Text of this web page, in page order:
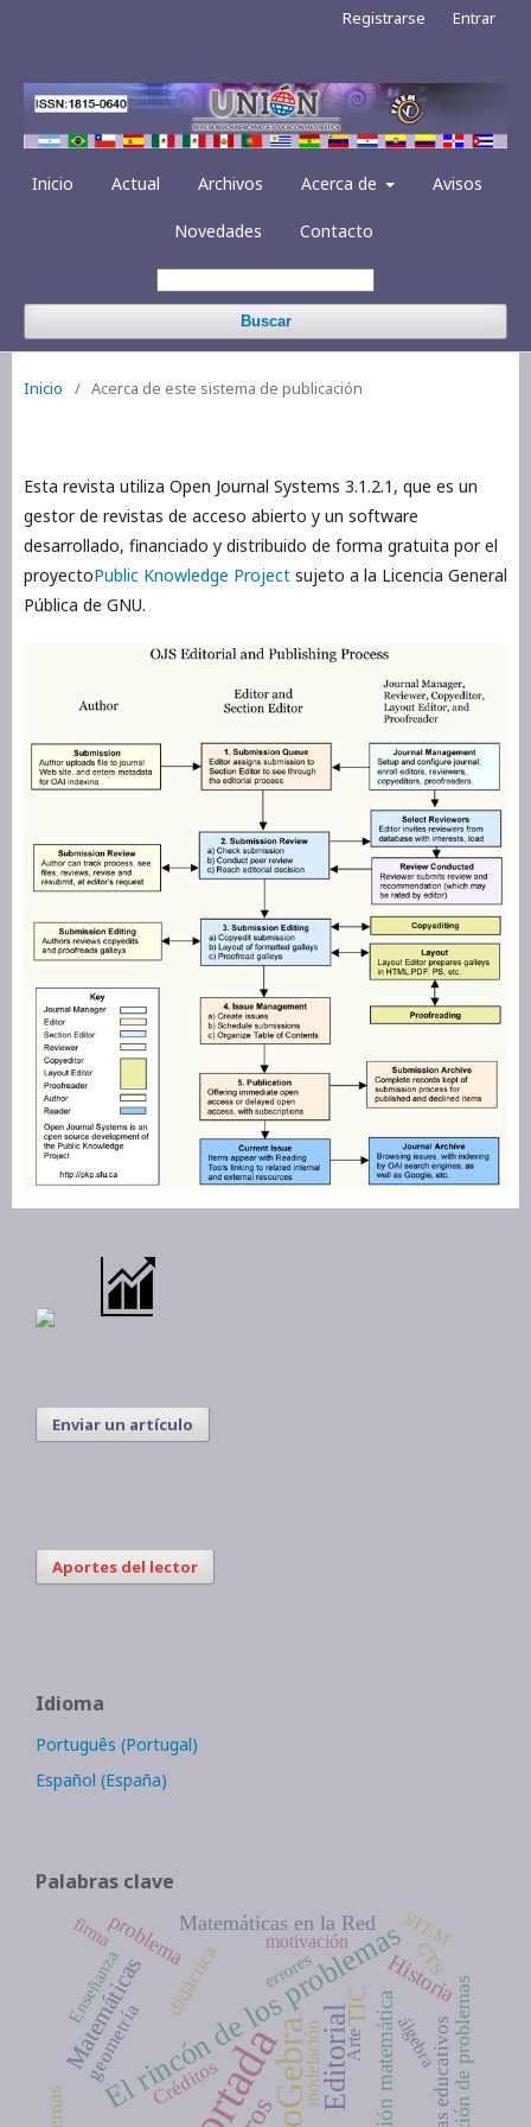
Inicio Actual Archivos Acerca de Avisos
Novedades Contacto
Buscar
Registrarse Entrar
Inicio / Acerca de este sistema de publicación
Esta revista utiliza Open Journal Systems 3.1.2.1, que es un
gestor de revistas de acceso abierto y un software
desarrollado, financiado y distribuido de forma gratuita por el
proyectoPublic Knowledge Project sujeto a la Licencia General
Pública de GNU.
Enviar un artículo
Aportes del lector
Idioma
Português (Portugal)
Español (España)
Palabras clave
GeoGebraEditorial
El rincón de los problemas
TIC
Matemáticas Historia
Matemáticas en la Red
resolución de problemas
problema
geometría Créditos
didáctica
Enseñanza
motivación STEM
álgebra
errores
firma
modelación Arte
CTS